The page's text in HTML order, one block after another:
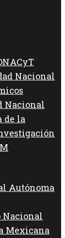
Nacional
Nacional
de la
Autónoma
Mexicana